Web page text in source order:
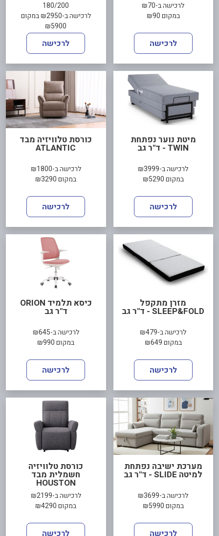
לרכישה ב-₪70
במקום ₪90
לרכישה
180/200
לרכישה ב-₪2950 במקום
₪5900
לרכישה
מיטת נוער נפתחת
TWIN - ד"ר גב
לרכישה ב-₪3999
במקום ₪5290
לרכישה
כורסת טלוויזיה מבד
ATLANTIC
לרכישה ב-₪1800
במקום ₪3290
לרכישה
מזרן מתקפל
SLEEP&FOLD - ד"ר גב
לרכישה ב-₪479
במקום ₪649
לרכישה
כיסא תלמיד ORION
ד"ר גב
לרכישה ב-₪645
במקום ₪990
לרכישה
מערכת ישיבה נפתחת
למיטה SLIDE - ד"ר גב
לרכישה ב-₪3699
במקום ₪5990
לרכישה
כורסת טלוויזיה
חשמלית מבד
HOUSTON
לרכישה ב-₪2199
במקום ₪4290
לרכישה